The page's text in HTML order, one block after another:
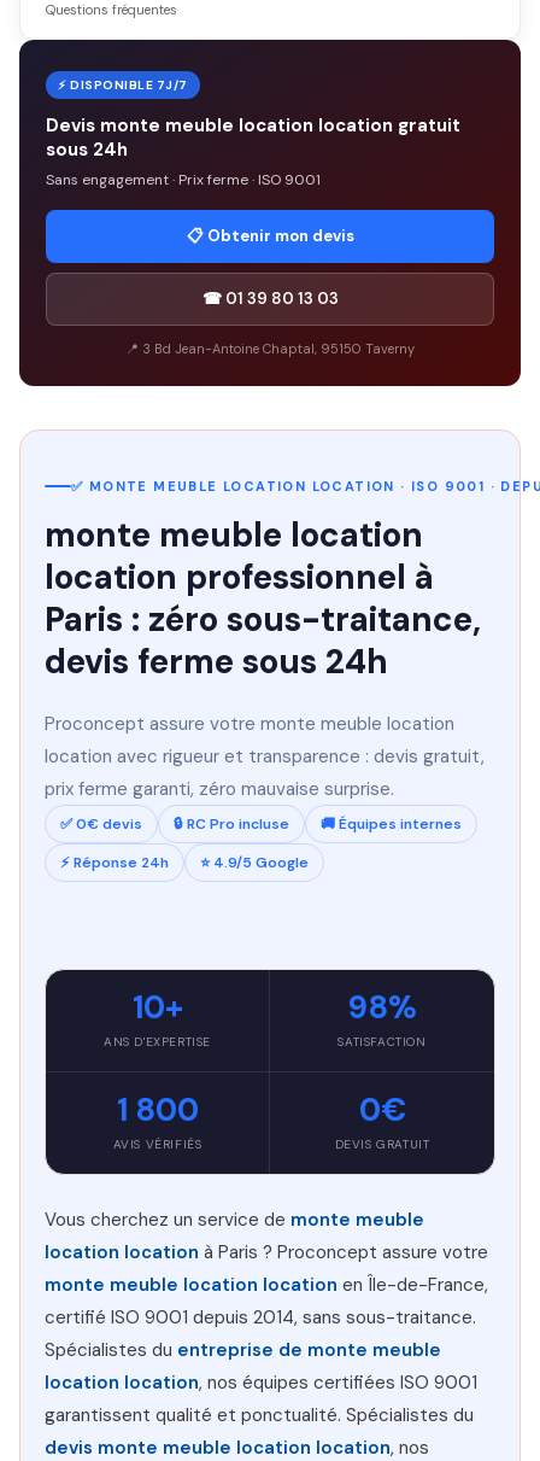
Questions fréquentes
⚡ DISPONIBLE 7J/7
Devis monte meuble location location gratuit
sous 24h
Sans engagement · Prix ferme · ISO 9001
📋 Obtenir mon devis
☎ 01 39 80 13 03
📍 3 Bd Jean-Antoine Chaptal, 95150 Taverny
✅ MONTE MEUBLE LOCATION LOCATION · ISO 9001 ·
monte meuble location
location professionnel à
Paris : zéro sous-traitance,
devis ferme sous 24h
Proconcept assure votre monte meuble location
location avec rigueur et transparence : devis gratuit,
prix ferme garanti, zéro mauvaise surprise.
✅ 0€ devis 🔒 RC Pro incluse
🚚 Équipes internes
⚡ Réponse 24h
⭐ 4.9/5 Google
10+
ANS D'EXPERTISE
98%
SATISFACTION
1 800
AVIS VÉRIFIÉS
0€
DEVIS GRATUIT
Vous cherchez un service de monte meuble
location location à Paris ? Proconcept assure votre
monte meuble location location en Île-de-France,
certifié ISO 9001 depuis 2014, sans sous-traitance.
Spécialistes du entreprise de monte meuble
location location, nos équipes certifiées ISO 9001
garantissent qualité et ponctualité. Spécialistes du
devis monte meuble location location, nos